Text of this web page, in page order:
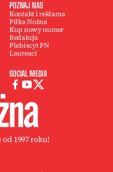
POZNAJ NAS
Kontakt i reklama
Piłka Nożna
Kup nowy numer
Redakcja
Plebiscyt PN
Laureaci
SOCIAL MEDIA
1997 roku!